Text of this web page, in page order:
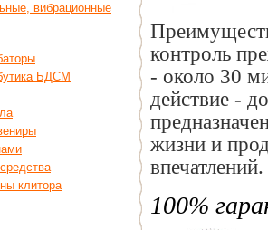
контроль
- около 30
действие -
жизни и
впечатлений.
100%
вибрационные
БДСМ
клитора